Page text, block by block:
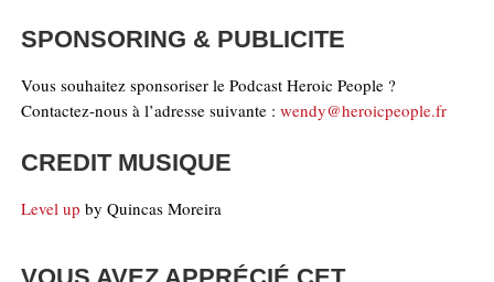
SPONSORING & PUBLICITE
Vous souhaitez sponsoriser le Podcast Heroic People ?
Contactez-nous à l’adresse suivante :wendy@heroicpeople.fr
CREDIT MUSIQUE
Level up by Quincas Moreira